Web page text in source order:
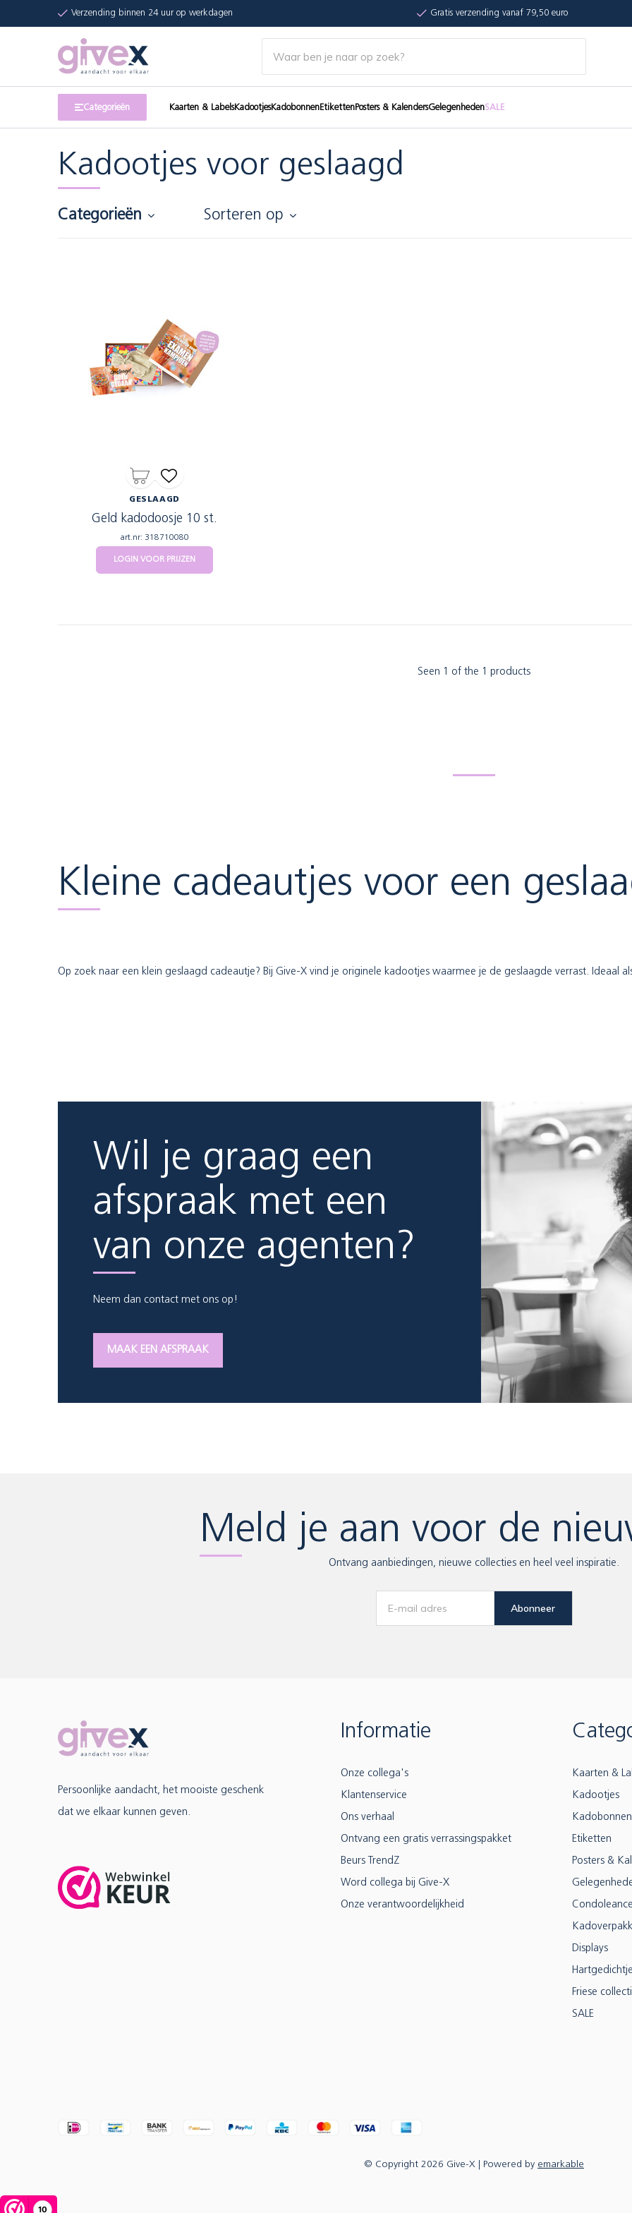
Verzending binnen 24 uur op werkdagen Gratis verzending vanaf 79,50 euro
Categorieën Kaarten & LabelsKadootjesKadobonnenEtikettenPosters & KalendersGelegenhedenSALE
Kadootjes voor geslaagd
Categorieën Sorteren op
GESLAAGD
Geld kadodoosje 10 st.
art.nr: 318710080
LOGIN VOOR PRIJZEN
Seen 1 of the 1 products
Kleine cadeautjes voor een
Op zoek naar een klein geslaagd cadeautje? Bij Give-X vind je originele kadootjes waarmee je de geslaagde verrast. Ideaal
Wil je graag een
afspraak met een
van onze agenten?
Neem dan contact met ons op!
MAAK EEN AFSPRAAK
Meld je aan voor de
Ontvang aanbiedingen, nieuwe collecties en heel veel inspiratie.
Abonneer
Persoonlijke aandacht, het mooiste geschenk
dat we elkaar kunnen geven.
Informatie
Onze collega's
Klantenservice
Ons verhaal
Ontvang een gratis verrassingspakket
Beurs TrendZ
Word collega bij Give-X
Onze verantwoordelijkheid
Kaarten &
Kadootjes
Kadobonnen
Etiketten
Posters &
Displays
Friese
SALE
© Copyright 2026 Give-X | Powered by emarkable